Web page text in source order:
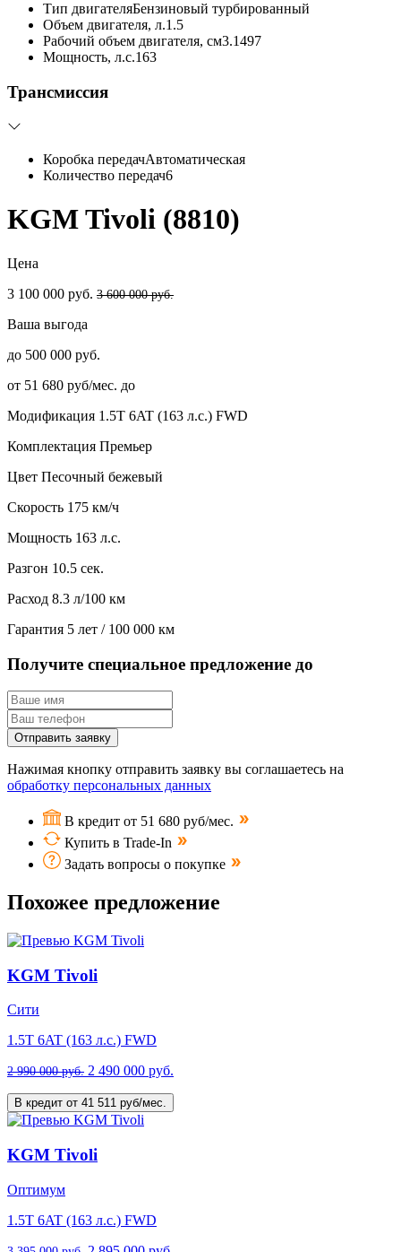
Тип двигателяБензиновый турбированный
Объем двигателя, л.1.5
Рабочий объем двигателя, см3.1497
Мощность, л.с.163
Трансмиссия
Коробка передачАвтоматическая
Количество передач6
KGM Tivoli (8810)
Цена
3 100 000 руб. 3 600 000 руб.
Ваша выгода
до 500 000 руб.
от 51 680 руб/мес. до
Модификация 1.5T 6AT (163 л.с.) FWD
Комплектация Премьер
Цвет Песочный бежевый
Скорость 175 км/ч
Мощность 163 л.с.
Разгон 10.5 сек.
Расход 8.3 л/100 км
Гарантия 5 лет / 100 000 км
Получите специальное предложение до
Отправить заявку
Нажимая кнопку отправить заявку вы соглашаетесь на
обработку персональных данных
В кредит от 51 680 руб/мес.
Купить в Trade-In
Задать вопросы о покупке
Похожее предложение
KGM Tivoli
Сити
1.5T 6AT (163 л.с.) FWD
2 990 000 руб. 2 490 000 руб.
В кредит от 41 511 руб/мес.
KGM Tivoli
Оптимум
1.5T 6AT (163 л.с.) FWD